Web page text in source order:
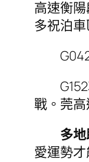
高速衡
多祝泊車
戰。莞
多
愛運勢才